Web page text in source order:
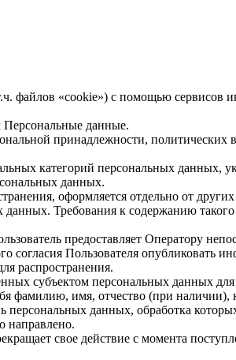
файлов «cookie») с помощью сервисов
данные.
принадлежности, политических
категорий персональных данных,
данных.
оформляется отдельно от
Требования к содержанию
предоставляет Оператору
согласия Пользователя опубликовать
распространения.
субъектом персональных данных
фамилию, имя, отчество (при
персональных данных, обработка
направлено.
свое действие с момента